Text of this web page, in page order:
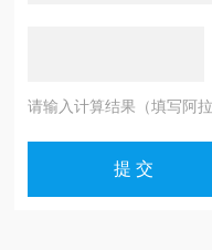
请输入计算结果（填写阿